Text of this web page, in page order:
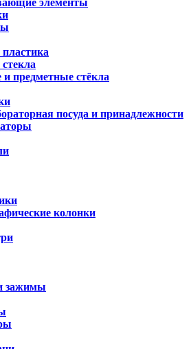
элементы
предметные стёкла
посуда и принадлежности
колонки
зажимы